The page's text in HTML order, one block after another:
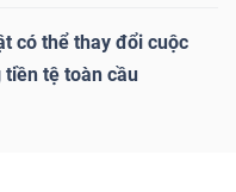
có thể thay đổi cuộc
tệ toàn cầu